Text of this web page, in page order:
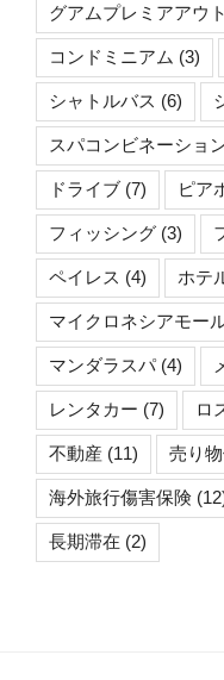
グアムプレミアアウ
コンドミニアム (3)
シャトルバス (6)
スパコンビネーショ
ドライブ (7) ピア
フィッシング (3)
ペイレス (4) ホテ
マイクロネシアモー
マンダラスパ(4)
レンタカー (7) ロ
不動産 (11) 売り
海外旅行傷害保険
長期滞在 (2)